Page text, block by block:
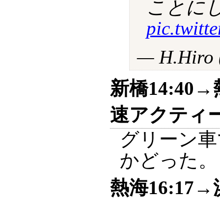
ことに
— H.Hiro
新橋14:40→
速アクティ
グリーン
かどった。
熱海16:17→